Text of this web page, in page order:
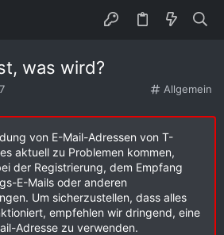
was wird?
K
t
e
g
o
r
e
Allgemein
von E-Mail-Adressen von T-
aktuell zu Problemen kommen,
der Registrierung, dem Empfang
E-Mails oder anderen
Um sicherzustellen, dass alles
empfehlen wir dringend, eine
Adresse zu verwenden.